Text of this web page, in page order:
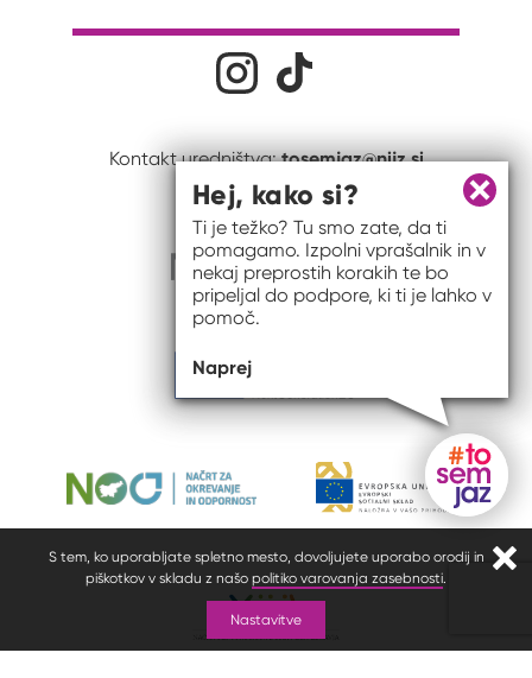
S tem, ko uporabljate spletno mesto, dovoljujete uporabo orodij in
piškotkov v skladu z našo politiko varovanja zasebnosti.
Nastavitve
Družabna omrežjaNa naš Instagram profil
Kontakt uredništva:tosemjaz@nijz.si
Gumb
Zapri
Hej, kako si?
Ti je težko? Tu smo zate, da ti
pomagamo. Izpolni vprašalnik in v
nekaj preprostih korakih te bo
pripeljal do podpore, ki ti je lahko v
pomoč.
Naprej